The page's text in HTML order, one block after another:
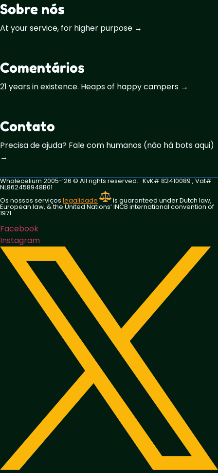
Sobre nós
At your service, for higher purpose →
Comentários
21 years in existence. Heaps of happy campers →
Contato
Precisa de ajuda? Fale com humanos (não há bots aqui)
→
Wholecelium 2005-’26 ©️ All rights reserved. KvK# 82410089 , Vat#
NL862458948B01
Os nossos serviços legalidade is guaranteed under Dutch law,
European law, & the United Nations‘ INCB international convention of
1971
Facebook
Instagram